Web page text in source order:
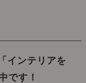
「インテリアを
です！